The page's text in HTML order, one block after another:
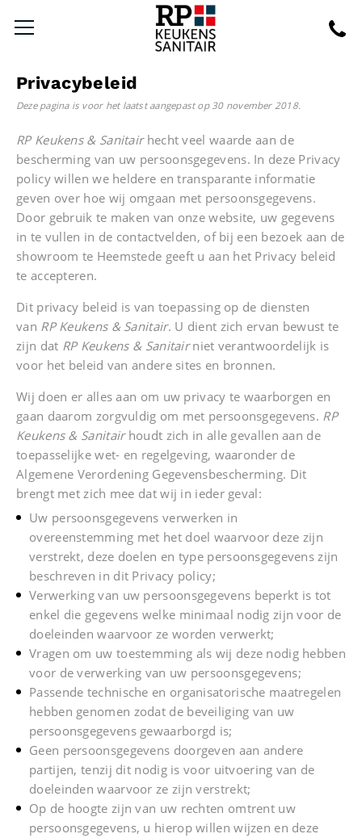
Privacybeleid
Deze pagina is voor het laatst aangepast op 30 november 2018.
RP Keukens & Sanitairhecht veel waarde aan de
bescherming van uw persoonsgegevens. In deze Privacy
policy willen we heldere en transparante informatie
geven over hoe wij omgaan met persoonsgegevens.
Door gebruik te maken van onze website, uw gegevens
in te vullen in de contactvelden, of bij een bezoek aan de
showroom te Heemstede geeft u aan het Privacy beleid
te accepteren.
Dit privacy beleid is van toepassing op de diensten
van RP Keukens & Sanitair. U dient zich ervan bewust te
zijn dat RP Keukens & Sanitairniet verantwoordelijk is
voor het beleid van andere sites en bronnen.
Wij doen er alles aan om uw privacy te waarborgen en
gaan daarom zorgvuldig om met persoonsgegevens. RP
Keukens & Sanitairhoudt zich in alle gevallen aan de
toepasselijke wet- en regelgeving, waaronder de
Algemene Verordening Gegevensbescherming. Dit
brengt met zich mee dat wij in ieder geval:
Uw persoonsgegevens verwerken in
overeenstemming met het doel waarvoor deze zijn
verstrekt, deze doelen en type persoonsgegevens zijn
beschreven in dit Privacy policy;
Verwerking van uw persoonsgegevens beperkt is tot
enkel die gegevens welke minimaal nodig zijn voor de
doeleinden waarvoor ze worden verwerkt;
Vragen om uw toestemming als wij deze nodig hebben
voor de verwerking van uw persoonsgegevens;
Passende technische en organisatorische maatregelen
hebben genomen zodat de beveiliging van uw
persoonsgegevens gewaarborgd is;
Geen persoonsgegevens doorgeven aan andere
partijen, tenzij dit nodig is voor uitvoering van de
doeleinden waarvoor ze zijn verstrekt;
Op de hoogte zijn van uw rechten omtrent uw
persoonsgegevens, u hierop willen wijzen en deze